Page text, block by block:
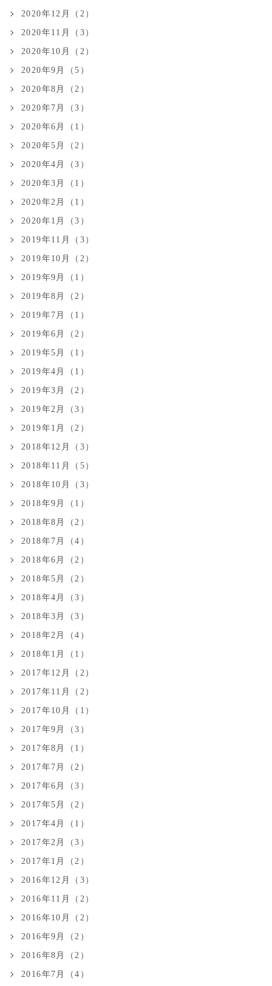
2020年12月（2）
2020年11月（3）
2020年10月（2）
2020年9月（5）
2020年8月（2）
2020年7月（3）
2020年6月（1）
2020年5月（2）
2020年4月（3）
2020年3月（1）
2020年2月（1）
2020年1月（3）
2019年11月（3）
2019年10月（2）
2019年9月（1）
2019年8月（2）
2019年7月（1）
2019年6月（2）
2019年5月（1）
2019年4月（1）
2019年3月（2）
2019年2月（3）
2019年1月（2）
2018年12月（3）
2018年11月（5）
2018年10月（3）
2018年9月（1）
2018年8月（2）
2018年7月（4）
2018年6月（2）
2018年5月（2）
2018年4月（3）
2018年3月（3）
2018年2月（4）
2018年1月（1）
2017年12月（2）
2017年11月（2）
2017年10月（1）
2017年9月（3）
2017年8月（1）
2017年7月（2）
2017年6月（3）
2017年5月（2）
2017年4月（1）
2017年2月（3）
2017年1月（2）
2016年12月（3）
2016年11月（2）
2016年10月（2）
2016年9月（2）
2016年8月（2）
2016年7月（4）